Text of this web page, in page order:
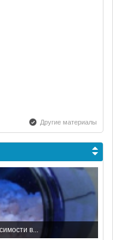
Другие материалы
в...